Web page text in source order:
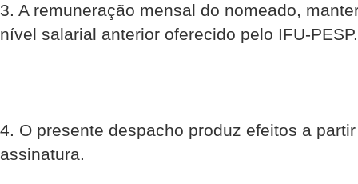
3. A remuneração mensal do nomeado,
nível salarial anterior oferecido pelo IFU-PESP.
4. O presente despacho produz efeitos a
assinatura.